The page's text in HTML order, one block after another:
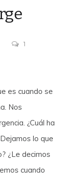
1
es cuando se
Nos
¿Cuál ha
lo que
¿Le decimos
cuando